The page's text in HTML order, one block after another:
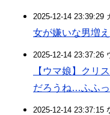
2025-12-14 23:39:29
女が嫌いな男増
2025-12-14 23:37:26
【ウマ娘】クリ
だろうね…ふふっ
2025-12-14 23:37:15